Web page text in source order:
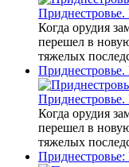
Приднестровье.
Когда орудия
перешел в
тяжелых
Приднестровье.
Приднестровье.
Когда орудия
перешел в
тяжелых